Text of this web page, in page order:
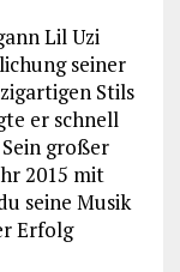
Lil Uzi
seiner
Stils
er schnell
großer
2015 mit
seine Musik
Erfolg